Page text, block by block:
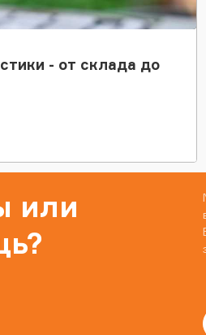
- от склада до
или